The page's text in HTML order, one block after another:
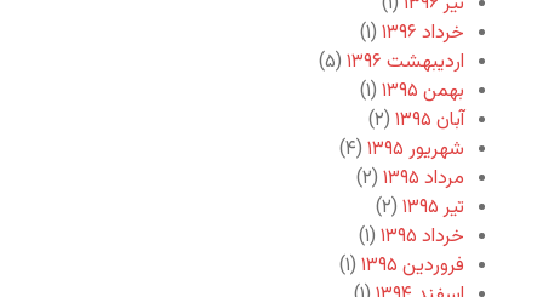
خرداد ۱۳۹۶
(۱)
اردیبهشت ۱۳۹۶
(۵)
بهمن ۱۳۹۵
(۱)
آبان ۱۳۹۵
(۲)
شهریور ۱۳۹۵
(۴)
مرداد ۱۳۹۵
(۲)
تیر ۱۳۹۵
(۲)
خرداد ۱۳۹۵
(۱)
فروردین ۱۳۹۵
(۱)